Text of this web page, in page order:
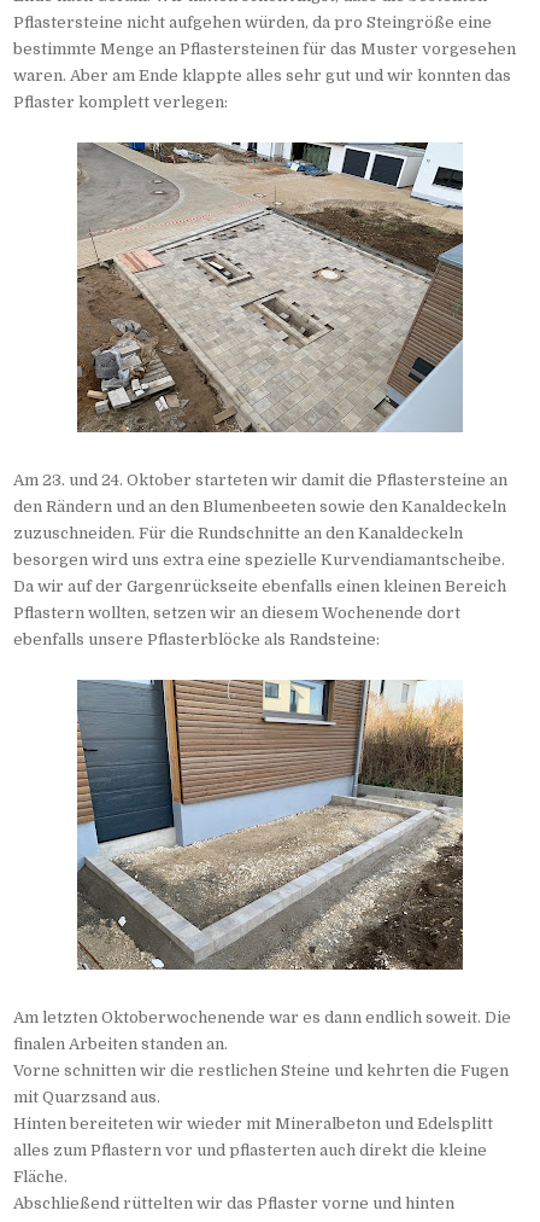
Pflastersteine nicht aufgehen würden, da pro Steingröße eine
bestimmte Menge an Pflastersteinen für das Muster vorgesehen
waren. Aber am Ende klappte alles sehr gut und wir konnten das
Pflaster komplett verlegen:
Am 23. und 24. Oktober starteten wir damit die Pflastersteine an
den Rändern und an den Blumenbeeten sowie den Kanaldeckeln
zuzuschneiden. Für die Rundschnitte an den Kanaldeckeln
besorgen wird uns extra eine spezielle Kurvendiamantscheibe.
Da wir auf der Gargenrückseite ebenfalls einen kleinen Bereich
Pflastern wollten, setzen wir an diesem Wochenende dort
ebenfalls unsere Pflasterblöcke als Randsteine:
Am letzten Oktoberwochenende war es dann endlich soweit. Die
finalen Arbeiten standen an.
Vorne schnitten wir die restlichen Steine und kehrten die Fugen
mit Quarzsand aus.
Hinten bereiteten wir wieder mit Mineralbeton und Edelsplitt
alles zum Pflastern vor und pflasterten auch direkt die kleine
Fläche.
Abschließend rüttelten wir das Pflaster vorne und hinten